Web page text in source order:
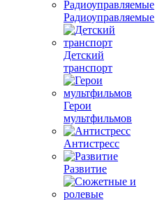
Радиоуправляемые
Детский
транспорт
Герои
мультфильмов
Антистресс
Развитие